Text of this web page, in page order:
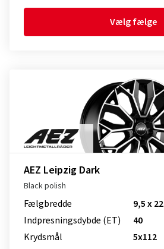
Vælg fælge
AEZ Leipzig Dark
Black polish
Fælgbredde
9,5 x 22
Indpresnings­dybde (ET)
40
Krydsmål
5x112